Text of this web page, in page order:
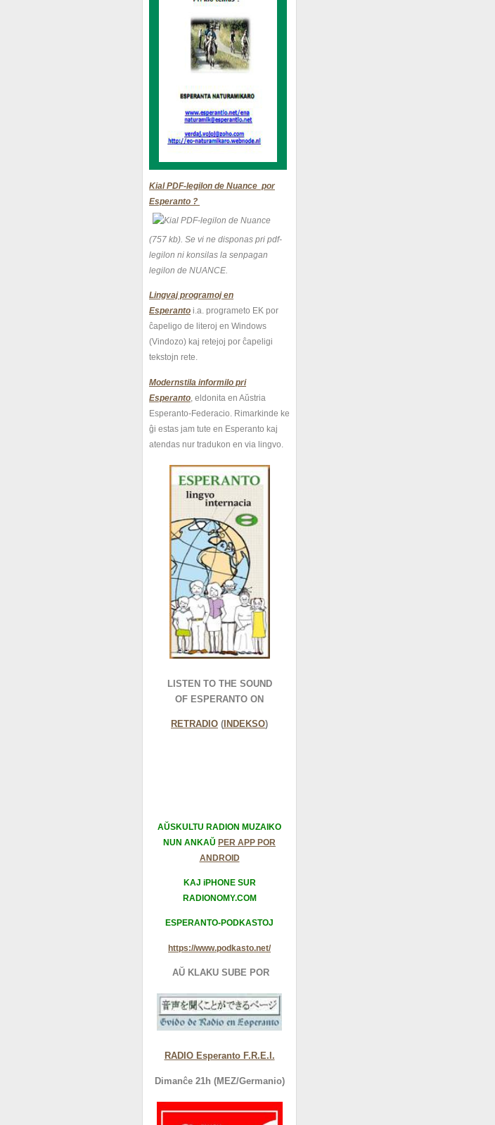
Kial PDF-legilon de Nuance por
Esperanto ?
(757 kb). Se vi ne disponas pri pdf-
legilon ni konsilas la senpagan
legilon de NUANCE.
Lingvaj programoj en
Esperanto i.a. programeto EK por
ĉapeligo de literoj en Windows
(Vindozo) kaj retejoj por ĉapeligi
tekstojn rete.
Modernstila informilo pri
Esperanto , eldonita en Aŭstria
Esperanto-Federacio. Rimarkinde ke
ĝi estas jam tute en Esperanto kaj
atendas nur tradukon en via lingvo.
LISTEN TO THE SOUND
OF ESPERANTO ON
RETRADIO ( INDEKSO)
AŬSKULTU RADION MUZAIKO
NUN ANKAŬ PER APP POR
ANDROID
KAJ iPHONE SUR
RADIONOMY.COM
ESPERANTO-PODKASTOJ
https://www.podkasto.net/
AŬ KLAKU SUBE POR
RADIO Esperanto F.R.E.I.
Dimanĉe 21h (MEZ/Germanio)